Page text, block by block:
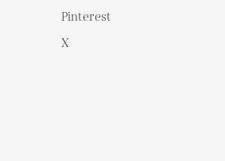
Pinterest
X